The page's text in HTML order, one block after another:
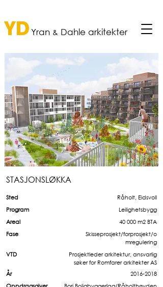
YDYran & Dahle arkitekter
STASJONSLØKKA
Sted
Råholt, Eidsvoll
Program
Leilighetsbygg
Areal
40 000 m2 BTA
Fase
Skisseprosjekt/forprosjekt/o
mregulering
VTD
Prosjektleder arkitektur, ansvarlig
søker for Romfarer arkitekter AS
År
2016-2018